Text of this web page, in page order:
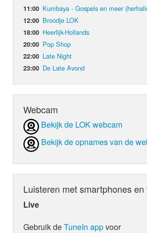
11:00 Kumbaya - Gospels en meer
12:00 Broodje LOK
18:00 Heerlijk-Hollands
20:00 Pop Shop
22:00 Late Night
23:00 De Late Avond
Webcam
Bekijk de LOK webcam
Bekijk de opnames van de
Luisteren met smartphones en
Live
Gebruik deTuneIn appvoor